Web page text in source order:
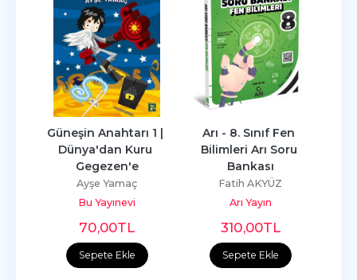
Sepete Ekle
Güneşin Anahtarı 1 |
Dünya'dan Kuru
Gegezen'e
Ayşe Yamaç
Bu Yayınevi
70,00TL
Sepete Ekle
Arı - 8. Sınıf Fen
Bilimleri Arı Soru
Bankası
Fatih AKYÜZ
Arı Yayın
310,00TL